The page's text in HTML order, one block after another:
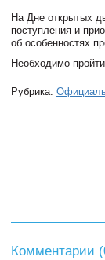
На Дне открытых
поступления и
об особенностях
Необходимо
Рубрика:
Комментарии (